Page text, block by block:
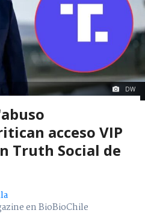
DW
acceso VIP
Truth Social de
en BioBioChile